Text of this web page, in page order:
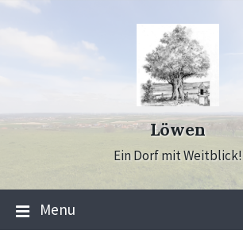
Skip
content
Skip
main
Skip
footer
Löwen
Ein Dorf mit Weitblick!
Menu